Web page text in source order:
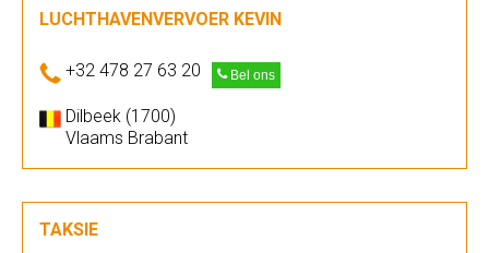
LUCHTHAVENVERVOER KEVIN
+32 478 27 63 20 Bel ons
Dilbeek (1700)
Vlaams Brabant
TAKSIE